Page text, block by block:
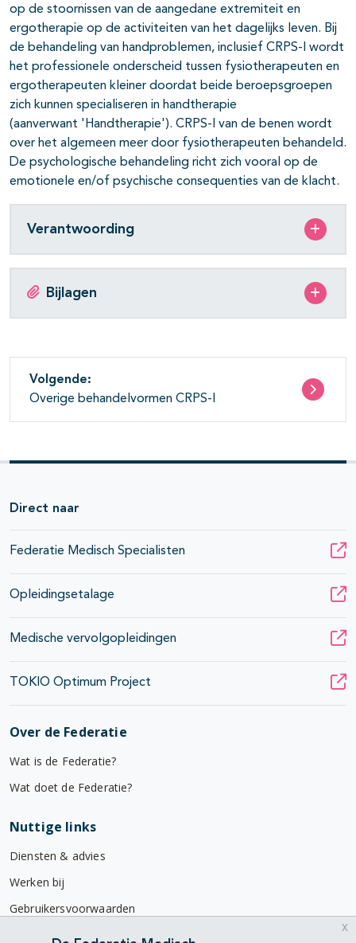
op de stoornissen van de aangedane extremiteit en
ergotherapie op de activiteiten van het dagelijks leven. Bij
de behandeling van handproblemen, inclusief CRPS-I wordt
het professionele onderscheid tussen fysiotherapeuten en
ergotherapeuten kleiner doordat beide beroepsgroepen
zich kunnen specialiseren in handtherapie
(aanverwant 'Handtherapie'). CRPS-I van de benen wordt
over het algemeen meer door fysiotherapeuten behandeld.
De psychologische behandeling richt zich vooral op de
emotionele en/of psychische consequenties van de klacht.
Verantwoording
Bijlagen
Volgende:
Overige behandelvormen CRPS-I
Direct naar
Federatie Medisch Specialisten
Opleidingsetalage
Medische vervolgopleidingen
TOKIO Optimum Project
Over de Federatie
Wat is de Federatie?
Wat doet de Federatie?
Nuttige links
Diensten & advies
Werken bij
Gebruikersvoorwaarden
Privacyverklaring
x